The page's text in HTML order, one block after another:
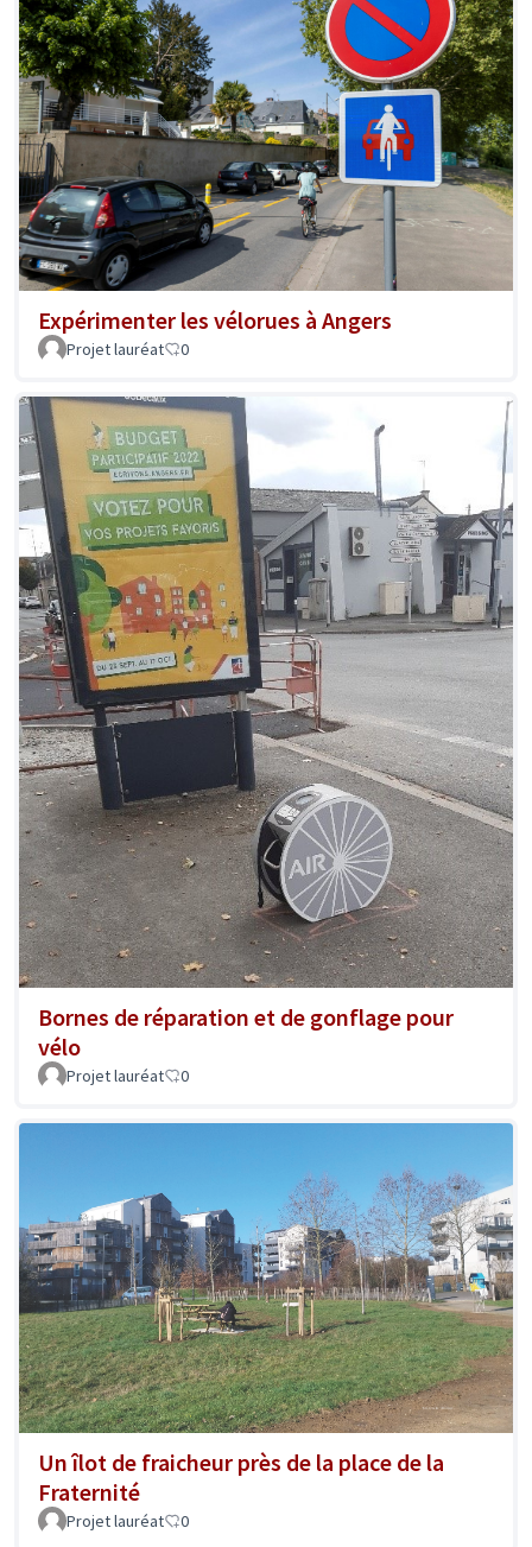
Expérimenter les vélorues à Angers
Projet lauréat 0
Bornes de réparation et de gonflage pour
vélo
Projet lauréat 0
Un îlot de fraicheur près de la place de la
Fraternité
Projet lauréat 0